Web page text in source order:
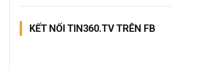
KẾT NỐI TIN360.TV TRÊN FB